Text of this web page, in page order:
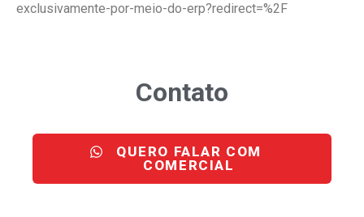
exclusivamente-por-meio-do-erp?redirect=%2F
Contato
QUERO FALAR COM
COMERCIAL